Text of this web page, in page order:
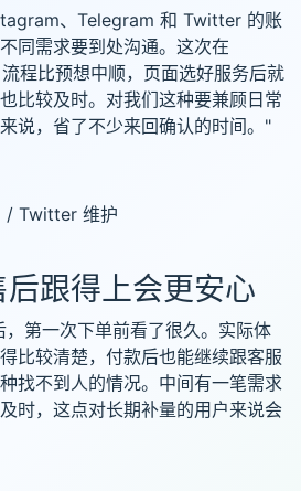
、Telegram 和 Twitter 的账
同需求要到处沟通。这次在
程比预想中顺，页面选好服务后就
比较及时。对我们这种要兼顾日常
说，省了不少来回确认的时间。"
/ Twitter 维护
跟得上会更安心
第一次下单前看了很久。实际体
比较清楚，付款后也能继续跟客服
找不到人的情况。中间有一笔需求
时，这点对长期补量的用户来说会